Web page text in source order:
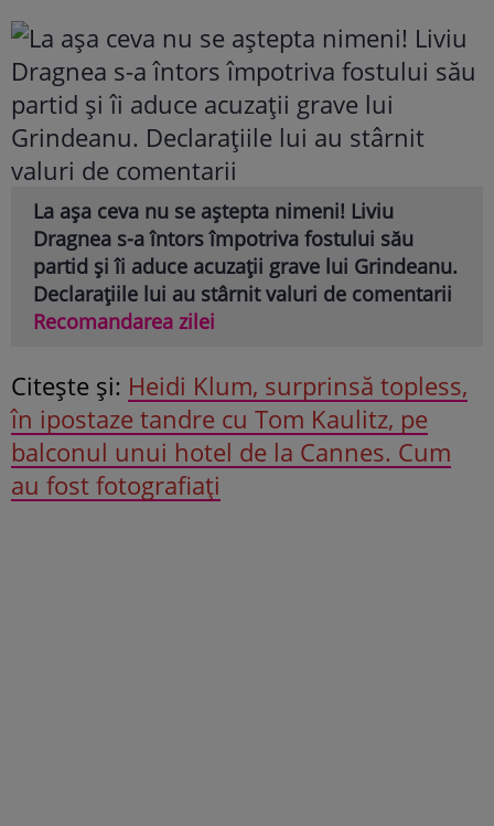
La așa ceva nu se aștepta nimeni! Liviu
Dragnea s-a întors împotriva fostului său
partid și îi aduce acuzații grave lui Grindeanu.
Declarațiile lui au stârnit valuri de comentarii
Recomandarea zilei
Citeşte şi: Heidi Klum, surprinsă topless,
în ipostaze tandre cu Tom Kaulitz, pe
balconul unui hotel de la Cannes. Cum
au fost fotografiați